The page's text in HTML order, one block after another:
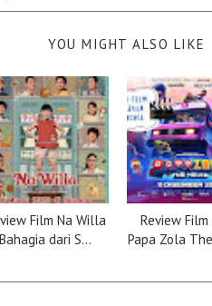
YOU MIGHT ALSO LIKE
Film Na Willa
Bahagia dari S...
Review Film
Papa Zola